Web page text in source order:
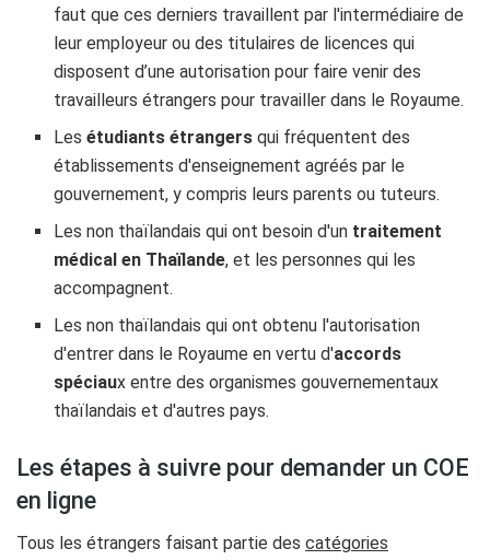
faut que ces derniers travaillent par l'intermédiaire de
leur employeur ou des titulaires de licences qui
disposent d’une autorisation pour faire venir des
travailleurs étrangers pour travailler dans le Royaume.
Lesétudiants étrangers qui fréquentent des
établissements d'enseignement agréés par le
gouvernement, y compris leurs parents ou tuteurs.
Les non thaïlandais qui ont besoin d'un traitement
médical en Thaïlande, et les personnes qui les
accompagnent.
Les non thaïlandais qui ont obtenu l'autorisation
d'entrer dans le Royaume en vertu d'accords
spéciaux entre des organismes gouvernementaux
thaïlandais et d'autres pays.
Les étapes à suivre pour demander un COE
en ligne
Tous les étrangers faisant partie des catégories